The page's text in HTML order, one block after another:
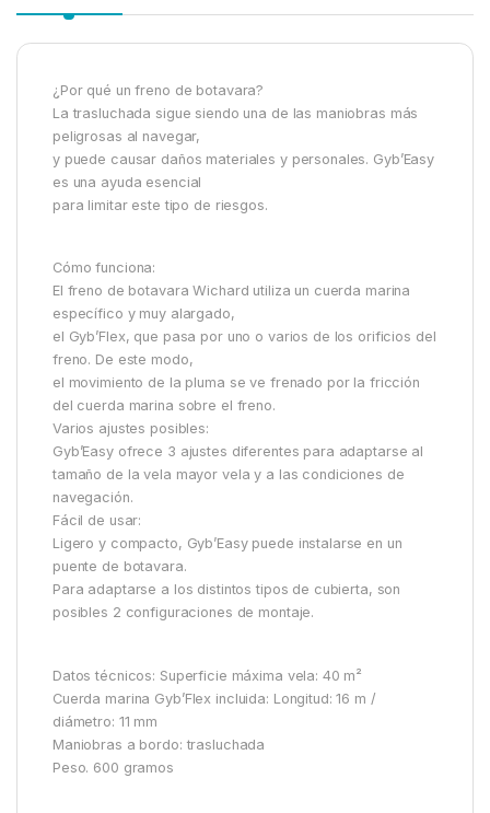
¿Por qué un freno de botavara?
La trasluchada sigue siendo una de las maniobras más
peligrosas al navegar,
y puede causar daños materiales y personales. Gyb’Easy
es una ayuda esencial
para limitar este tipo de riesgos.
Cómo funciona:
El freno de botavara Wichard utiliza un cuerda marina
específico y muy alargado,
el Gyb’Flex, que pasa por uno o varios de los orificios del
freno. De este modo,
el movimiento de la pluma se ve frenado por la fricción
del cuerda marina sobre el freno.
Varios ajustes posibles:
Gyb’Easy ofrece 3 ajustes diferentes para adaptarse al
tamaño de la vela mayor vela y a las condiciones de
navegación.
Fácil de usar:
Ligero y compacto, Gyb’Easy puede instalarse en un
puente de botavara.
Para adaptarse a los distintos tipos de cubierta, son
posibles 2 configuraciones de montaje.
Datos técnicos: Superficie máxima vela: 40 m²
Cuerda marina Gyb’Flex incluida: Longitud: 16 m /
diámetro: 11 mm
Maniobras a bordo: trasluchada
Peso. 600 gramos